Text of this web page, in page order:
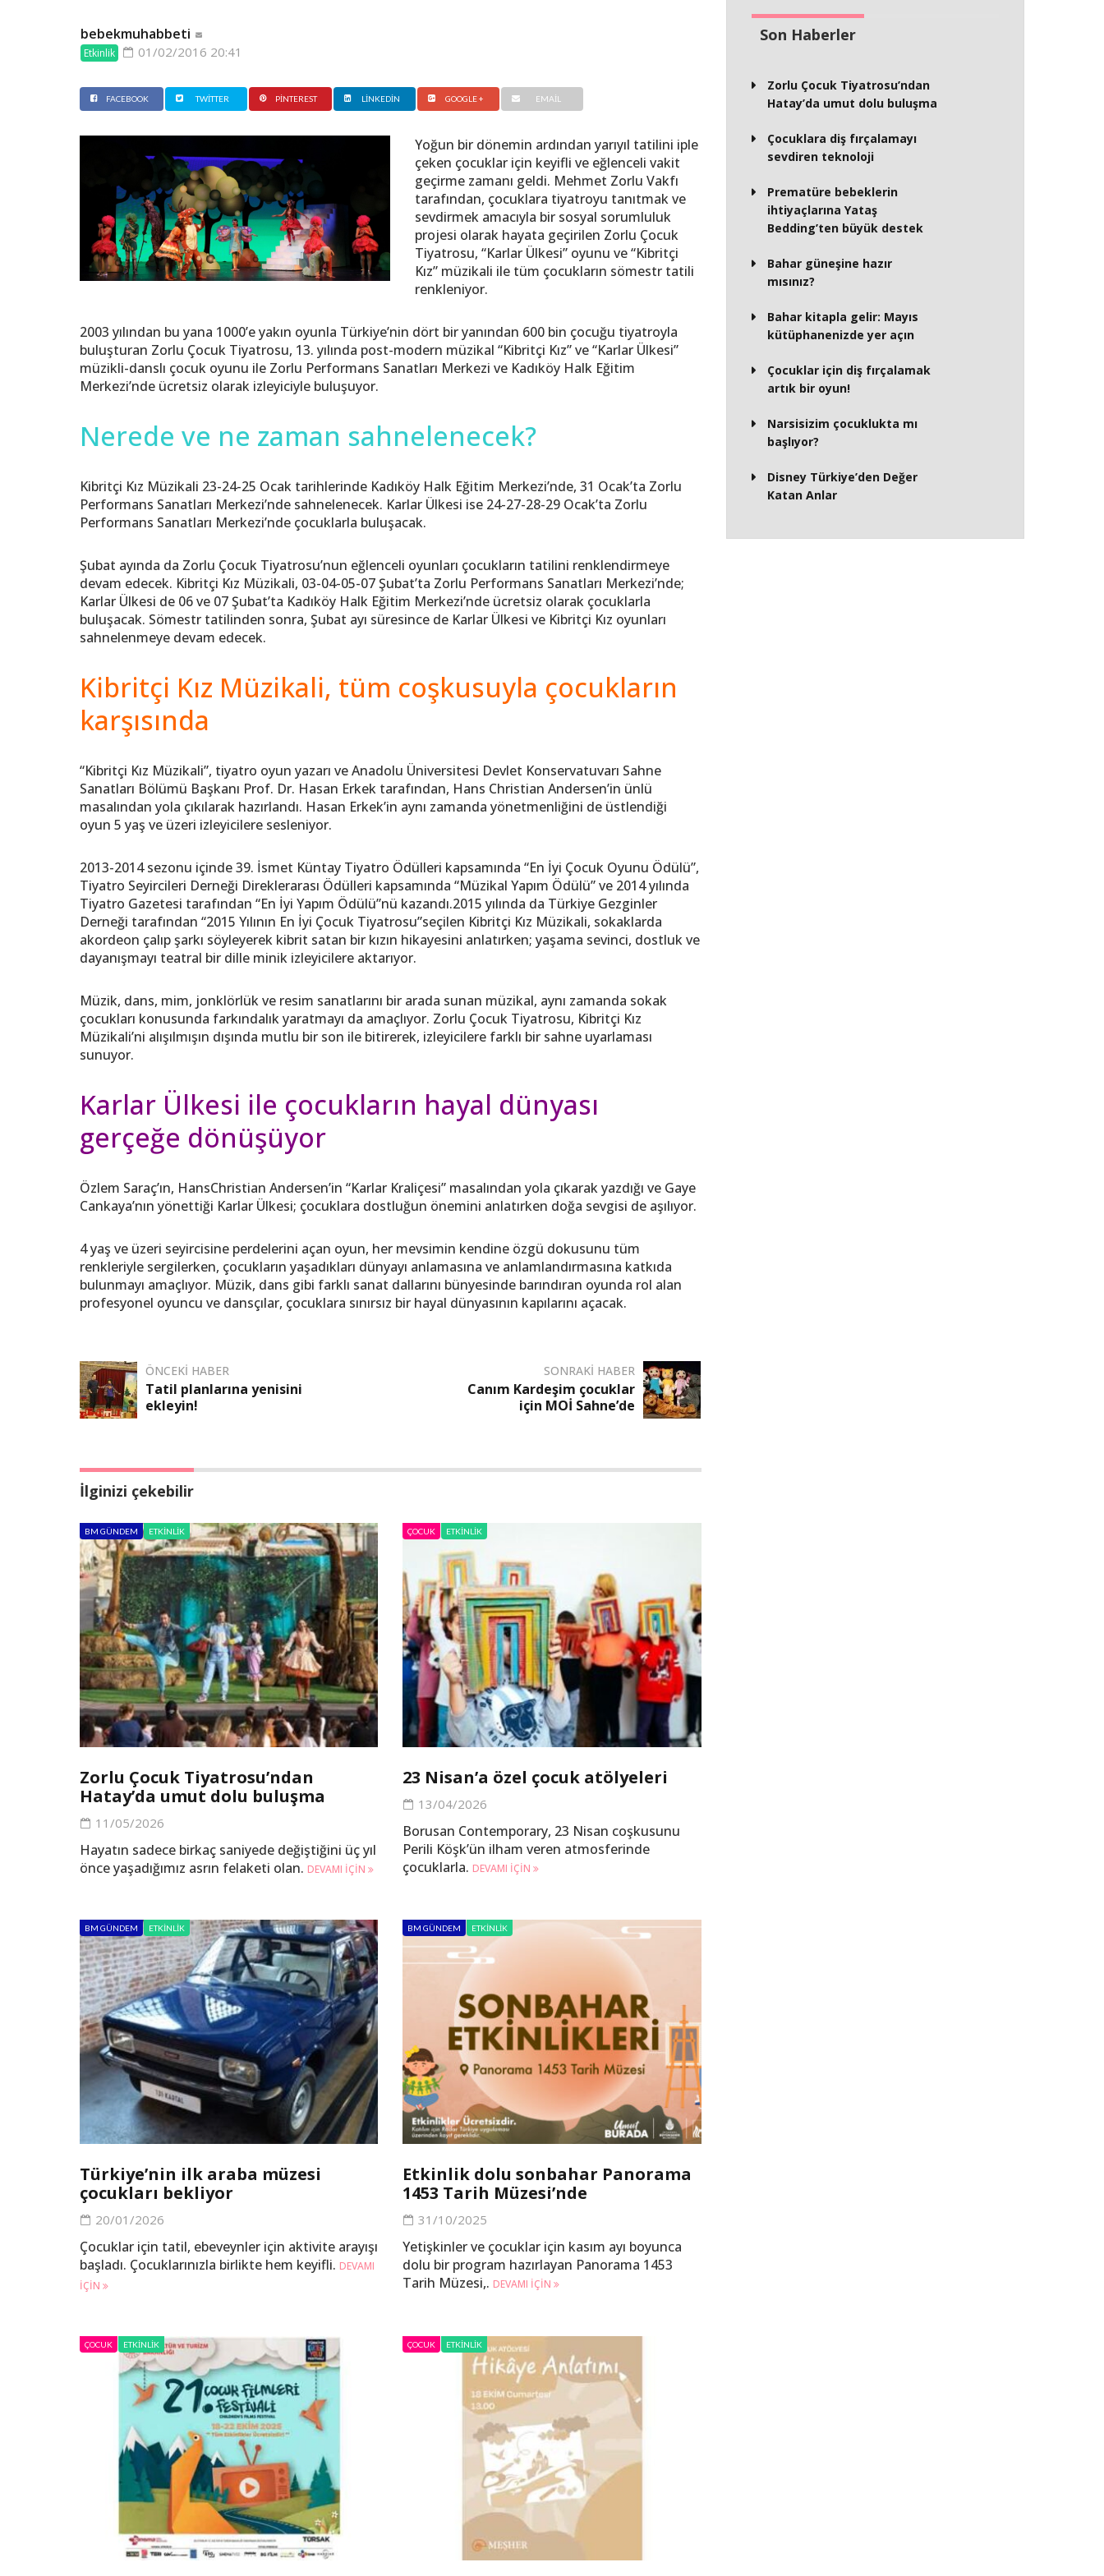
bebekmuhabbeti
Etkinlik 01/02/2016 20:41
FACEBOOK TWITTER PINTEREST LINKEDIN GOOGLE + EMAIL
Yoğun bir dönemin ardından yarıyıl tatilini iple
çeken çocuklar için keyifli ve eğlenceli vakit
geçirme zamanı geldi. Mehmet Zorlu Vakfı
tarafından, çocuklara tiyatroyu tanıtmak ve
sevdirmek amacıyla bir sosyal sorumluluk
projesi olarak hayata geçirilen Zorlu Çocuk
Tiyatrosu, “Karlar Ülkesi” oyunu ve “Kibritçi
Kız” müzikali ile tüm çocukların sömestr tatili
renkleniyor.
2003 yılından bu yana 1000’e yakın oyunla Türkiye’nin dört bir yanından 600 bin çocuğu tiyatroyla
buluşturan Zorlu Çocuk Tiyatrosu, 13. yılında post-modern müzikal “Kibritçi Kız” ve “Karlar Ülkesi”
müzikli-danslı çocuk oyunu ile Zorlu Performans Sanatları Merkezi ve Kadıköy Halk Eğitim
Merkezi’nde ücretsiz olarak izleyiciyle buluşuyor.
Nerede ve ne zaman sahnelenecek?
Kibritçi Kız Müzikali 23-24-25 Ocak tarihlerinde Kadıköy Halk Eğitim Merkezi’nde, 31 Ocak’ta Zorlu
Performans Sanatları Merkezi’nde sahnelenecek. Karlar Ülkesi ise 24-27-28-29 Ocak’ta Zorlu
Performans Sanatları Merkezi’nde çocuklarla buluşacak.
Şubat ayında da Zorlu Çocuk Tiyatrosu’nun eğlenceli oyunları çocukların tatilini renklendirmeye
devam edecek. Kibritçi Kız Müzikali, 03-04-05-07 Şubat’ta Zorlu Performans Sanatları Merkezi’nde;
Karlar Ülkesi de 06 ve 07 Şubat’ta Kadıköy Halk Eğitim Merkezi’nde ücretsiz olarak çocuklarla
buluşacak. Sömestr tatilinden sonra, Şubat ayı süresince de Karlar Ülkesi ve Kibritçi Kız oyunları
sahnelenmeye devam edecek.
Kibritçi Kız Müzikali, tüm coşkusuyla çocukların
karşısında
“Kibritçi Kız Müzikali”, tiyatro oyun yazarı ve Anadolu Üniversitesi Devlet Konservatuvarı Sahne
Sanatları Bölümü Başkanı Prof. Dr. Hasan Erkek tarafından, Hans Christian Andersen’in ünlü
masalından yola çıkılarak hazırlandı. Hasan Erkek’in aynı zamanda yönetmenliğini de üstlendiği
oyun 5 yaş ve üzeri izleyicilere sesleniyor.
2013-2014 sezonu içinde 39. İsmet Küntay Tiyatro Ödülleri kapsamında “En İyi Çocuk Oyunu Ödülü”,
Tiyatro Seyircileri Derneği Direklerarası Ödülleri kapsamında “Müzikal Yapım Ödülü” ve 2014 yılında
Tiyatro Gazetesi tarafından “En İyi Yapım Ödülü”nü kazandı.2015 yılında da Türkiye Gezginler
Derneği tarafından “2015 Yılının En İyi Çocuk Tiyatrosu”seçilen Kibritçi Kız Müzikali, sokaklarda
akordeon çalıp şarkı söyleyerek kibrit satan bir kızın hikayesini anlatırken; yaşama sevinci, dostluk ve
dayanışmayı teatral bir dille minik izleyicilere aktarıyor.
Müzik, dans, mim, jonklörlük ve resim sanatlarını bir arada sunan müzikal, aynı zamanda sokak
çocukları konusunda farkındalık yaratmayı da amaçlıyor. Zorlu Çocuk Tiyatrosu, Kibritçi Kız
Müzikali’ni alışılmışın dışında mutlu bir son ile bitirerek, izleyicilere farklı bir sahne uyarlaması
sunuyor.
Karlar Ülkesi ile çocukların hayal dünyası
gerçeğe dönüşüyor
Özlem Saraç’ın, HansChristian Andersen’in “Karlar Kraliçesi” masalından yola çıkarak yazdığı ve Gaye
Cankaya’nın yönettiği Karlar Ülkesi; çocuklara dostluğun önemini anlatırken doğa sevgisi de aşılıyor.
4 yaş ve üzeri seyircisine perdelerini açan oyun, her mevsimin kendine özgü dokusunu tüm
renkleriyle sergilerken, çocukların yaşadıkları dünyayı anlamasına ve anlamlandırmasına katkıda
bulunmayı amaçlıyor. Müzik, dans gibi farklı sanat dallarını bünyesinde barındıran oyunda rol alan
profesyonel oyuncu ve dansçılar, çocuklara sınırsız bir hayal dünyasının kapılarını açacak.
ÖNCEKI HABER
Tatil planlarına yenisini
ekleyin!
SONRAKI HABER
Canım Kardeşim çocuklar
için MOİ Sahne’de
İlginizi çekebilir
BM GÜNDEM ETKINLIK
Zorlu Çocuk Tiyatrosu’ndan
Hatay’da umut dolu buluşma
11/05/2026
Hayatın sadece birkaç saniyede değiştiğini üç yıl
önce yaşadığımız asrın felaketi olan. DEVAMI IÇIN
ÇOCUK ETKINLIK
23 Nisan’a özel çocuk atölyeleri
13/04/2026
Borusan Contemporary, 23 Nisan coşkusunu
Perili Köşk’ün ilham veren atmosferinde
çocuklarla. DEVAMI IÇIN
BM GÜNDEM ETKINLIK
Türkiye’nin ilk araba müzesi
çocukları bekliyor
20/01/2026
Çocuklar için tatil, ebeveynler için aktivite arayışı
başladı. Çocuklarınızla birlikte hem keyifli. DEVAMI
IÇIN
BM GÜNDEM ETKINLIK
Etkinlik dolu sonbahar Panorama
1453 Tarih Müzesi’nde
31/10/2025
Yetişkinler ve çocuklar için kasım ayı boyunca
dolu bir program hazırlayan Panorama 1453
Tarih Müzesi,. DEVAMI IÇIN
ÇOCUK ETKINLIK ÇOCUK ETKINLIK
Son Haberler
Zorlu Çocuk Tiyatrosu’ndan
Hatay’da umut dolu buluşma
Çocuklara diş fırçalamayı
sevdiren teknoloji
Prematüre bebeklerin
ihtiyaçlarına Yataş
Bedding’ten büyük destek
Bahar güneşine hazır
mısınız?
Bahar kitapla gelir: Mayıs
kütüphanenizde yer açın
Çocuklar için diş fırçalamak
artık bir oyun!
Narsisizim çocuklukta mı
başlıyor?
Disney Türkiye’den Değer
Katan Anlar